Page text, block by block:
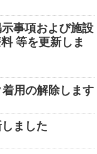
事項および施設
等を更新しま
用の解除します
ました